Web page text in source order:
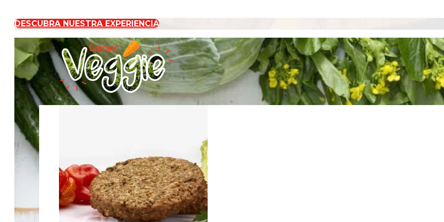
DESCUBRA NUESTRA EXPERIENCIA